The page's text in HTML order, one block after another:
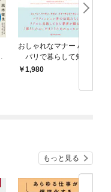
おしゃれなマナー AtoZ
パリで暮らして知っ
たミューズたちの素顔
1,980
もっと見る